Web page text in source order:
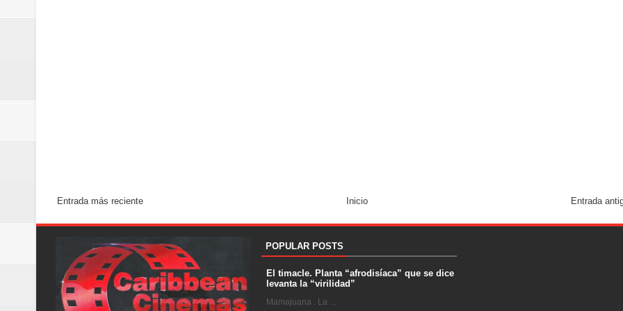
Entrada más reciente Entrada
Inicio
POPULAR POSTS
El timacle. Planta “afrodisíaca” que se dice
levanta la “virilidad”
Mamajuana . La ...